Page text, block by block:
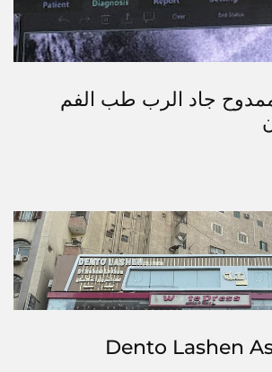
جاد الرب طب الفم
Dento Lashen